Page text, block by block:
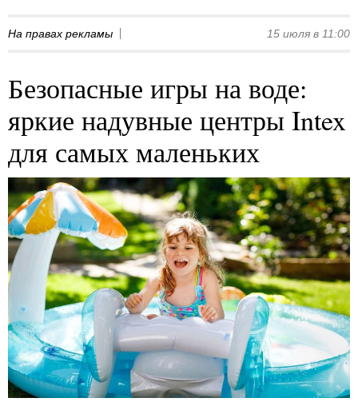
На правах рекламы 15 июля в 11:00
Безопасные игры на воде:
яркие надувные центры Intex
для самых маленьких